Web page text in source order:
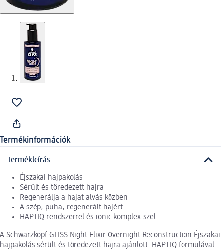
Termékinformációk
Termékleírás
Éjszakai hajpakolás
Sérült és töredezett hajra
Regenerálja a hajat alvás közben
A szép, puha, regenerált hajért
HAPTIQ rendszerrel és ionic komplex-szel
A Schwarzkopf GLISS Night Elixir Overnight Reconstruction Éjszakai
hajpakolás sérült és töredezett hajra ajánlott. HAPTIQ formulával